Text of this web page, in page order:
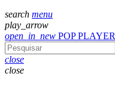
search menu
play_arrow
open_in_new POP PLAYER
close
close